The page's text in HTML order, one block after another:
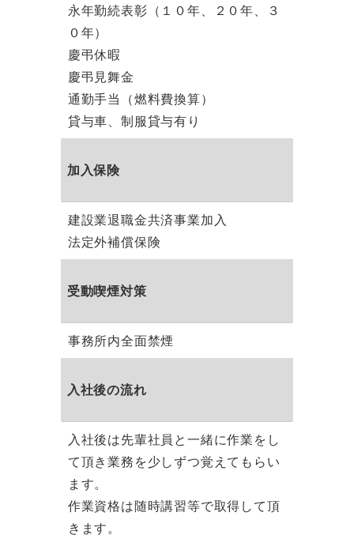
永年勤続表彰（１０年、２０年、３
０年）
慶弔休暇
慶弔見舞金
通勤手当（燃料費換算）
貸与車、制服貸与有り
加入保険
建設業退職金共済事業加入
法定外補償保険
受動喫煙対策
事務所内全面禁煙
入社後の流れ
入社後は先輩社員と一緒に作業をし
て頂き業務を少しずつ覚えてもらい
ます。
作業資格は随時講習等で取得して頂
きます。